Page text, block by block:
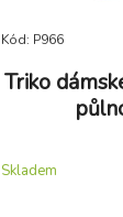
Kód: P966
Triko
Skladem